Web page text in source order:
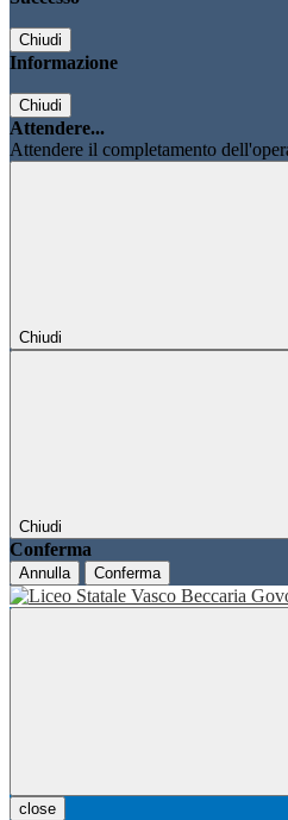
Chiudi
Informazione
Chiudi
Attendere...
Attendere il completamento
Chiudi
Chiudi
Conferma
Annulla Conferma
close